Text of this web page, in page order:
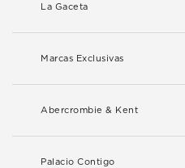
La Gaceta
Marcas Exclusivas
Abercrombie & Kent
Palacio Contigo